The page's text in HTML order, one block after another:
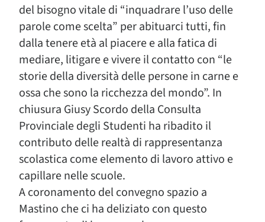
del bisogno vitale di “inquadrare l’uso delle
parole come scelta” per abituarci tutti, fin
dalla tenere età al piacere e alla fatica di
mediare, litigare e vivere il contatto con “le
storie della diversità delle persone in carne e
ossa che sono la ricchezza del mondo”. In
chiusura Giusy Scordo della Consulta
Provinciale degli Studenti ha ribadito il
contributo delle realtà di rappresentanza
scolastica come elemento di lavoro attivo e
capillare nelle scuole.
A coronamento del convegno spazio a
Mastino che ci ha deliziato con questo